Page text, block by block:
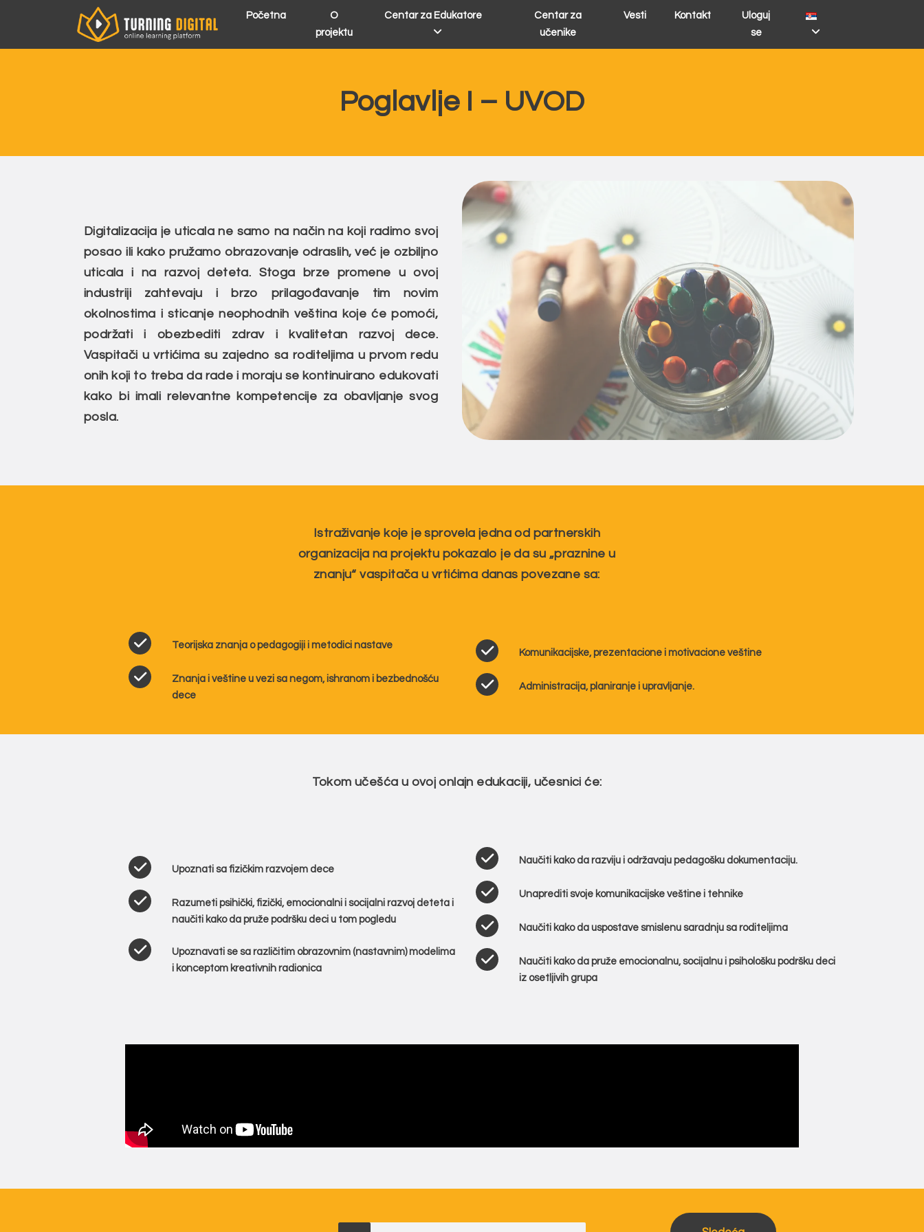
Početna
O
projektu
Centar za Edukatore
Centar za
učenike
Vesti Kontakt
Uloguj
se
Poglavlje I – UVOD
Digitalizacija je uticala ne samo na način na koji radimo svoj
posao ili kako pružamo obrazovanje odraslih, već je ozbiljno
uticala i na razvoj deteta. Stoga brze promene u ovoj
industriji zahtevaju i brzo prilagođavanje tim novim
okolnostima i sticanje neophodnih veština koje će pomoći,
podržati i obezbediti zdrav i kvalitetan razvoj dece.
Vaspitači u vrtićima su zajedno sa roditeljima u prvom redu
onih koji to treba da rade i moraju se kontinuirano edukovati
kako bi imali relevantne kompetencije za obavljanje svog
posla.
Istraživanje koje je sprovela jedna od partnerskih
organizacija na projektu pokazalo je da su „praznine u
znanju“ vaspitača u vrtićima danas povezane sa:
Teorijska znanja o pedagogiji i metodici nastave
Znanja i veštine u vezi sa negom, ishranom i bezbednošću
dece
Komunikacijske, prezentacione i motivacione veštine
Administracija, planiranje i upravljanje.
Tokom učešća u ovoj onlajn edukaciji, učesnici će:
Upoznati sa fizičkim razvojem dece
Razumeti psihički, fizički, emocionalni i socijalni razvoj deteta i
naučiti kako da pruže podršku deci u tom pogledu
Upoznavati se sa različitim obrazovnim (nastavnim) modelima
i konceptom kreativnih radionica
Naučiti kako da razviju i održavaju pedagošku dokumentaciju.
Unaprediti svoje komunikacijske veštine i tehnike
Naučiti kako da uspostave smislenu saradnju sa roditeljima
Naučiti kako da pruže emocionalnu, socijalnu i psihološku podršku deci
iz osetljivih grupa